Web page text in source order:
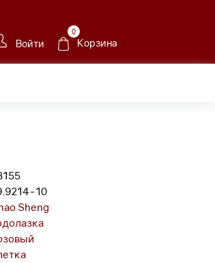
Войти
0
Корзина
10
Sheng